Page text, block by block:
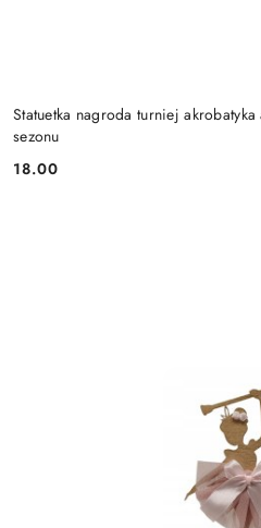
Statuetka nagroda turniej
sezonu
Cena:
18.00